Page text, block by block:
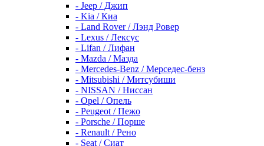
- Jeep / Джип
- Kia / Киа
- Land Rover / Лэнд Ровер
- Lexus / Лексус
- Lifan / Лифан
- Mazda / Мазда
- Mercedes-Benz / Мерседес-бенз
- Mitsubishi / Митсубиши
- NISSAN / Ниссан
- Opel / Опель
- Peugeot / Пежо
- Porsche / Порше
- Renault / Рено
- Seat / Сиат